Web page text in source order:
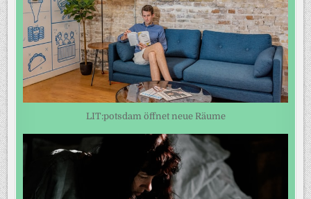
LIT:potsdam öffnet neue Räume